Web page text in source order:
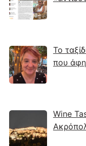
Το
που
Wine